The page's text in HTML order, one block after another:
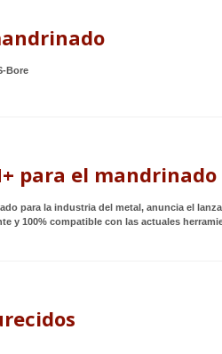
Bore
para el mandrinado
para la industria del metal, anuncia el
y 100% compatible con las actuales